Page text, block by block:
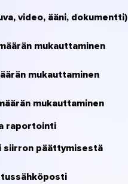
video, ääni, dokumentti)
mukauttaminen
mukauttaminen
mukauttaminen
raportointi
siirron päättymisestä